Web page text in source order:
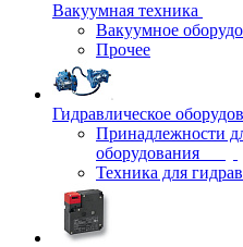
Вакуумная техника
Вакуумное
Прочее
Гидравлическое
Принадлежности
оборудования
Техника для